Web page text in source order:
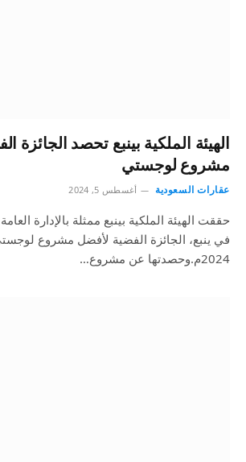
الهيئة الملكية بينبع تحصد الجائزة
مشروع لوجستي
عقارات السعودية أغسطس 5, 2024
حققت الهيئة الملكية بينبع ممثلة بالإدارة
في ينبع، الجائزة الفضية لأفضل مشروع
2024م.وحصدتها عن مشروع…